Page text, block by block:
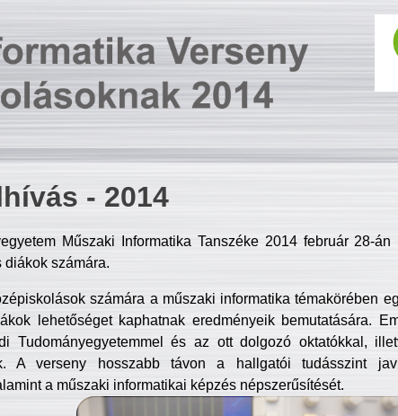
- 2014
Műszaki Informatika Tanszéke 2014 február 28-
diákok számára.
számára a műszaki informatika témakörében
lehetőséget kaphatnak eredményeik bemutatására.
Tudományegyetemmel és az ott dolgozó oktatókkal,
A verseny hosszabb távon a hallgatói tudásszint
a műszaki informatikai képzés népszerűsítését.